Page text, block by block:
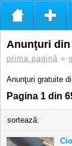
Anunţuri din
prima pagină »
Anunţuri gratuite
Pagina 1 din
sortează: